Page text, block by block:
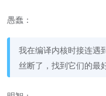
愚蠢：
我在编译内核时接连遇
丝断了，找到它们的最